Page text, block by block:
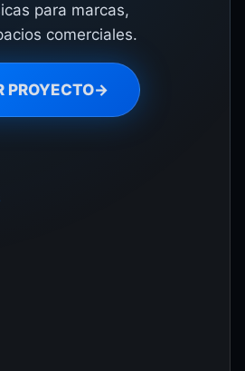
para marcas,
comerciales.
PROYECTO→